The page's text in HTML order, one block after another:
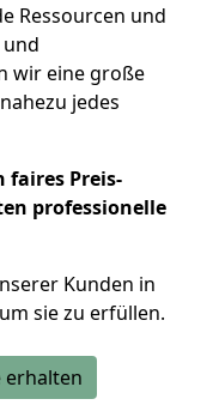
Ressourcen und
wir eine große
jedes
faires Preis-
professionelle
Kunden in
sie zu erfüllen.
erhalten